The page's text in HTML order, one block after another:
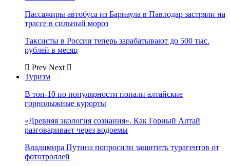
Пассажиры автобуса из Барнаула в Павлодар застряли на
трассе в сильный мороз
Таксисты в России теперь зарабатывают до 500 тыс.
рублей в месяц
Prev Next
Туризм
В топ-10 по популярности попали алтайские
горнолыжные курорты
«Древняя экология сознания». Как Горный Алтай
разговаривает через водоемы
Владимира Путина попросили защитить турагентов от
фототроллей